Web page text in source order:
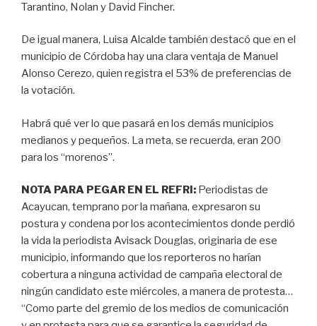
Tarantino, Nolan y David Fincher.
De igual manera, Luisa Alcalde también destacó que en el
municipio de Córdoba hay una clara ventaja de Manuel
Alonso Cerezo, quien registra el 53% de preferencias de
la votación.
Habrá qué ver lo que pasará en los demás municipios
medianos y pequeños. La meta, se recuerda, eran 200
para los “morenos”.
NOTA PARA PEGAR EN EL REFRI: Periodistas de
Acayucan, temprano por la mañana, expresaron su
postura y condena por los acontecimientos donde perdió
la vida la periodista Avisack Douglas, originaria de ese
municipio, informando que los reporteros no harían
cobertura a ninguna actividad de campaña electoral de
ningún candidato este miércoles, a manera de protesta…
“Como parte del gremio de los medios de comunicación